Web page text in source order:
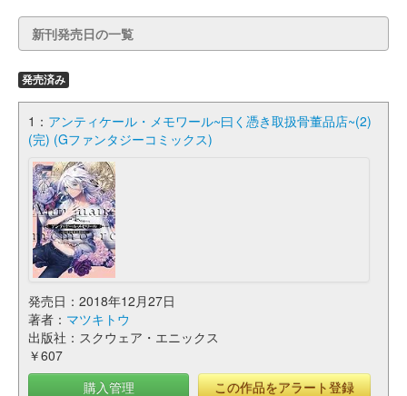
新刊発売日の一覧
発売済み
1： アンティケール・メモワール~曰く憑き取扱骨董品店~(2)
(完) (Gファンタジーコミックス)
発売日：2018年12月27日
著者： マツキトウ
出版社：スクウェア・エニックス
￥607
購入管理
この作品をアラート登録